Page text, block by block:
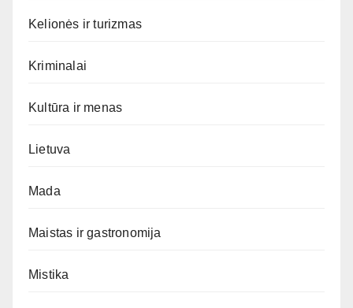
Kelionės ir turizmas
Kriminalai
Kultūra ir menas
Lietuva
Mada
Maistas ir gastronomija
Mistika